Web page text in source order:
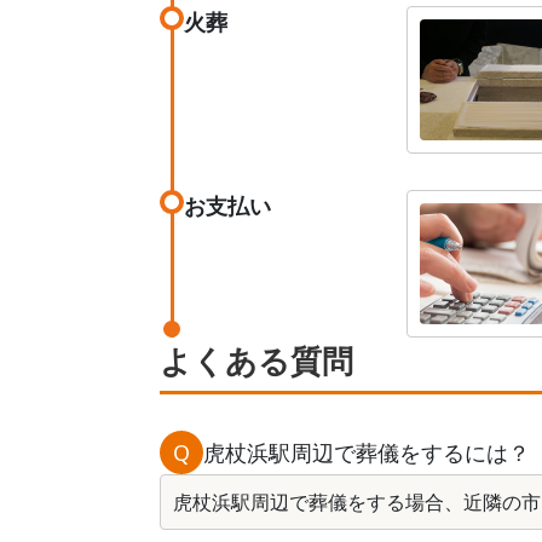
火葬
お支払い
よくある質問
Q 虎杖浜駅周辺で葬儀をするには？
虎杖浜駅周辺で葬儀をする場合、近隣の